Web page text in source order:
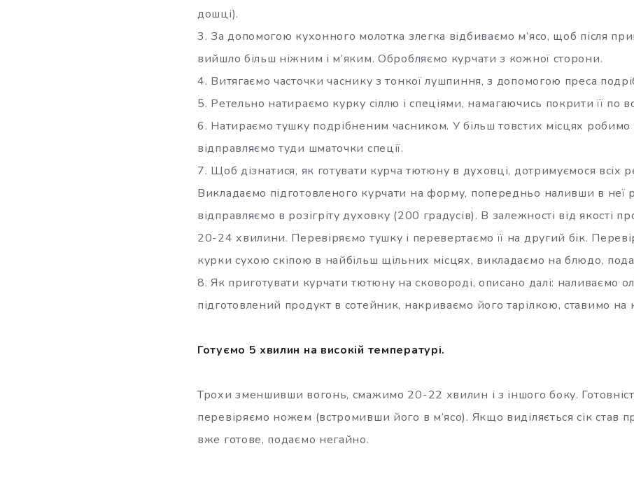
дошці).
3. За допомогою кухонного молотка злегка відбиваємо м’ясо, щоб після
вийшло більш ніжним і м’яким. Обробляємо курчати з кожної сторони.
4. Витягаємо часточки часнику з тонкої лушпиння, з допомогою преса
5. Ретельно натираємо курку сіллю і спеціями, намагаючись покрити її по
6. Натираємо тушку подрібненим часником. У більш товстих місцях робимо
відправляємо туди шматочки спеції.
7. Щоб дізнатися, як готувати курча тютюну в духовці, дотримуємося всіх
Викладаємо підготовленого курчати на форму, попередньо наливши в неї
відправляємо в розігріту духовку (200 градусів). В залежності від якості
20-24 хвилини. Перевіряємо тушку і перевертаємо її на другий бік.
курки сухою скіпою в найбільш щільних місцях, викладаємо на блюдо,
8. Як приготувати курчати тютюну на сковороді, описано далі: наливаємо
підготовлений продукт в сотейник, накриваємо його тарілкою, ставимо на
Готуємо 5 хвилин на високій температурі.
Трохи зменшивши вогонь, смажимо 20-22 хвилин і з іншого боку.
перевіряємо ножем (встромивши його в м’ясо). Якщо виділяється сік став
вже готове, подаємо негайно.